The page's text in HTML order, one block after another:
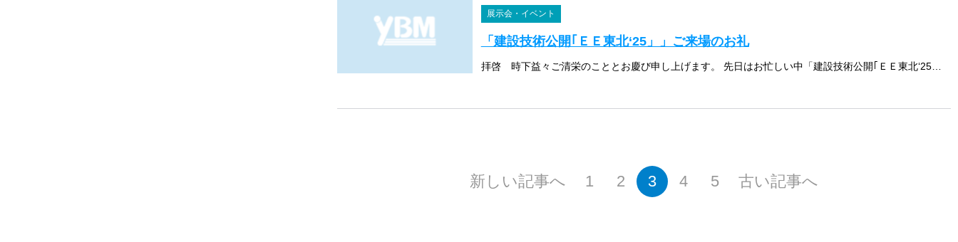
展示会・イベント
「建設技術公開｢ＥＥ東北‘25」」ご来場のお礼
拝啓 時下益々ご清栄のこととお慶び申し上げます。 先日はお忙しい中「建設技術公開｢ＥＥ東北‘25」」にて当社のブースにお立ち寄りいただき、誠にありがとうございました。 ご紹介させていただいた地盤改良機「GI-180C-1 […]
新しい記事へ 1 2 3 4 5 古い記事へ